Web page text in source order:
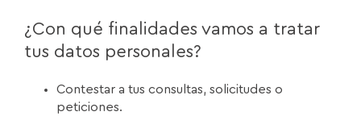
¿Con qué finalidades vamos a tratar
tus datos personales?
Contestar a tus consultas, solicitudes o
peticiones.